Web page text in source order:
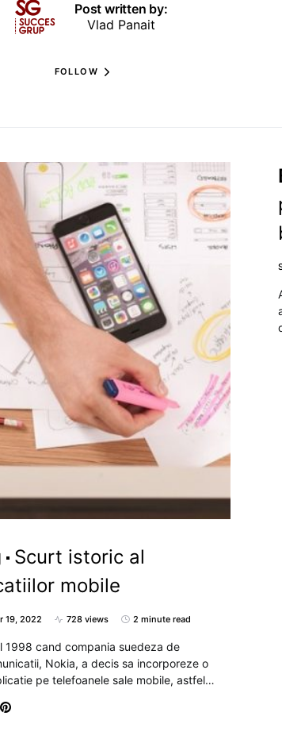
Post written by:
Vlad Panait
FOLLOW
Scurt istoric al
mobile
19, 2022 728 views 2 minute read
1998 cand compania suedeza de
Nokia, a decis sa incorporeze o
pe telefoanele sale mobile, astfel…